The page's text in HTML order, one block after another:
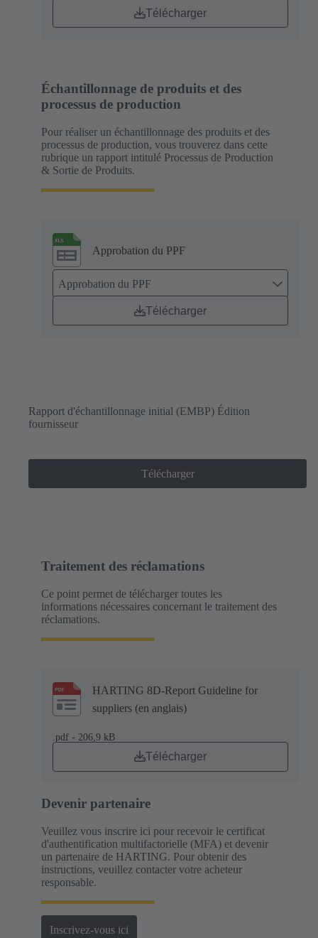
Télécharger
Échantillonnage de produits et des
processus de production
Pour réaliser un échantillonnage des produits et des
processus de production, vous trouverez dans cette
rubrique un rapport intitulé Processus de Production
& Sortie de Produits.
Approbation du PPF
Approbation du PPF
Télécharger
Rapport d'échantillonnage initial (EMBP) Édition
fournisseur
Télécharger
Traitement des réclamations
Ce point permet de télécharger toutes les
informations nécessaires concernant le traitement des
réclamations.
HARTING 8D-Report Guideline for
suppliers (en anglais)
.pdf - 206,9 kB
Télécharger
Devenir partenaire
Veuillez vous inscrire ici pour recevoir le certificat
d'authentification multifactorielle (MFA) et devenir
un partenaire de HARTING. Pour obtenir des
instructions, veuillez contacter votre acheteur
responsable.
Inscrivez-vous ici